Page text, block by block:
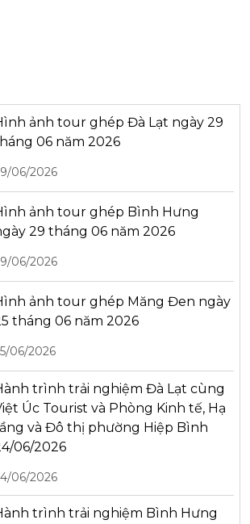
ảnh tour ghép Đà Lạt ngày 29
06 năm 2026
06/2026
ảnh tour ghép Bình Hưng
29 tháng 06 năm 2026
06/2026
ảnh tour ghép Măng Đen ngày
tháng 06 năm 2026
06/2026
trình trải nghiệm Đà Lạt cùng
Úc Tourist và Phòng Kinh tế, Hạ
và Đô thị phường Hiệp Bình
06/2026
06/2026
trình trải nghiệm Bình Hưng